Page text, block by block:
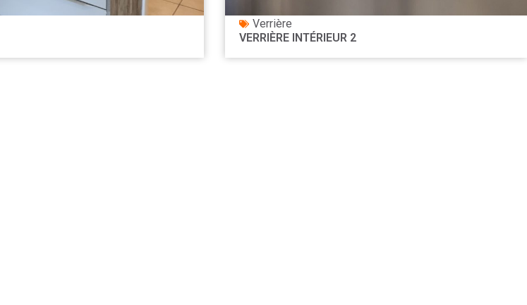
Verrière
VERRIÈRE INTÉRIEUR 2